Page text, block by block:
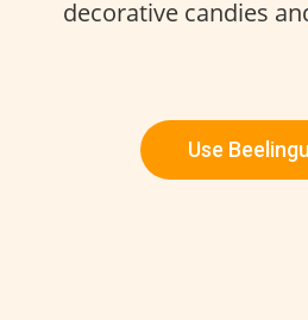
decorative candies
Use